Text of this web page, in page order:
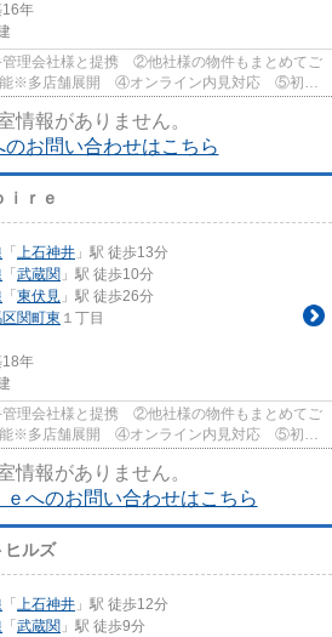
16年
管理会社様と提携 ②他社様の物件もまとめてご
※多店舗展開 ④オンライン内見対応 ⑤初期
情報がありません。
お問い合わせはこちら
ｉｒｅ
「 上石神井 」駅 徒歩13分
「 武蔵関 」駅 徒歩10分
「 東伏見 」駅 徒歩26分
関町東 １丁目
18年
管理会社様と提携 ②他社様の物件もまとめてご
※多店舗展開 ④オンライン内見対応 ⑤初期
情報がありません。
ｅへのお問い合わせはこちら
ヒルズ
「 上石神井 」駅 徒歩12分
「 武蔵関 」駅 徒歩9分